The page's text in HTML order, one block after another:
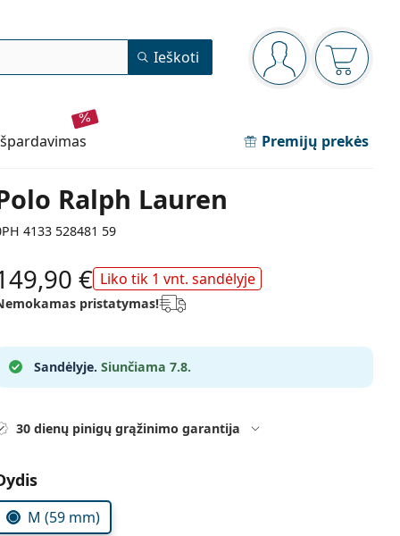
Navigacijos meniu
Jūs esatePirkinių
Ieškoti
išpardavimas Premijų prekės
Ralph Lauren
4133 528481 59
€ Liko tik 1 vnt. sandėlyje
pristatymas!
Sandėlyje. Siunčiama 7.8.
30 dienų pinigų grąžinimo garantija
parametrus
M (59 mm)